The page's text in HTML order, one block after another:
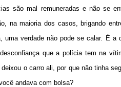
são mal remuneradas e não se
na maioria dos casos, brigando
uma verdade não pode se calar. É a
que a polícia tem na
o carro ali, por que não tinha
andava com bolsa?